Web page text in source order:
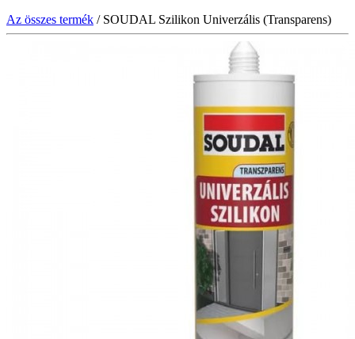
Az összes termék / SOUDAL Szilikon Univerzális (Transparens)